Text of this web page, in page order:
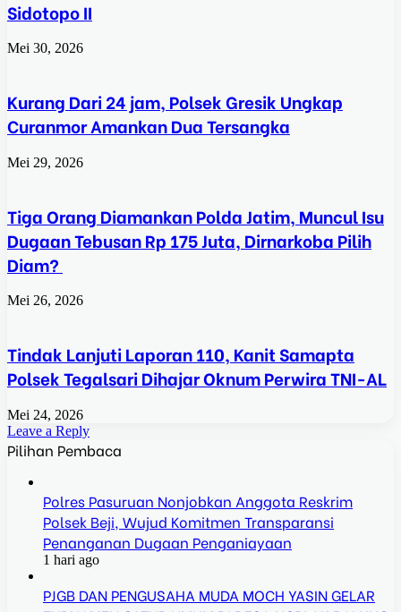
Sidotopo II
Mei 30, 2026
Kurang Dari 24 jam, Polsek Gresik Ungkap
Curanmor Amankan Dua Tersangka
Mei 29, 2026
Tiga Orang Diamankan Polda Jatim, Muncul Isu
Dugaan Tebusan Rp 175 Juta, Dirnarkoba Pilih
Diam?
Mei 26, 2026
Tindak Lanjuti Laporan 110, Kanit Samapta
Polsek Tegalsari Dihajar Oknum Perwira TNI-AL
Mei 24, 2026
Leave a Reply
Pilihan Pembaca
Polres Pasuruan Nonjobkan Anggota Reskrim
Polsek Beji, Wujud Komitmen Transparansi
Penanganan Dugaan Penganiayaan
1 hari ago
PJGB DAN PENGUSAHA MUDA MOCH YASIN GELAR